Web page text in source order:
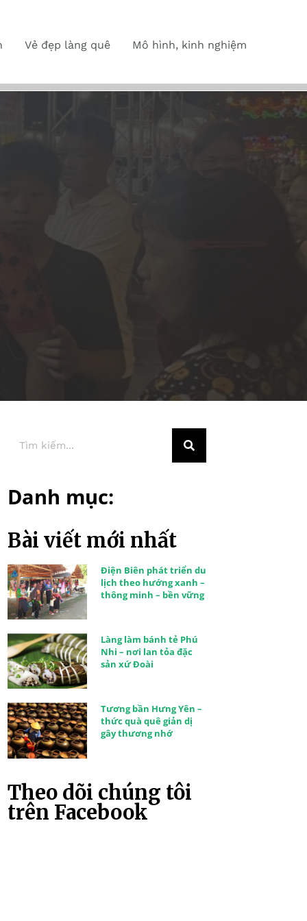
Vẻ đẹp làng quê Mô hình, kinh nghiệm
Danh mục:
Bài viết mới nhất
Điện Biên phát triển du
lịch theo hướng xanh –
thông minh – bền vững
Làng làm bánh tẻ Phú
Nhi – nơi lan tỏa đặc
sản xứ Đoài
Tương bần Hưng Yên –
thức quà quê giản dị
gây thương nhớ
Theo dõi chúng tôi
trên Facebook